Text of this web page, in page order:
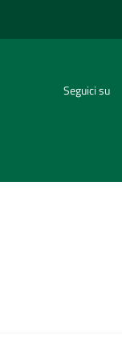
Seguici su